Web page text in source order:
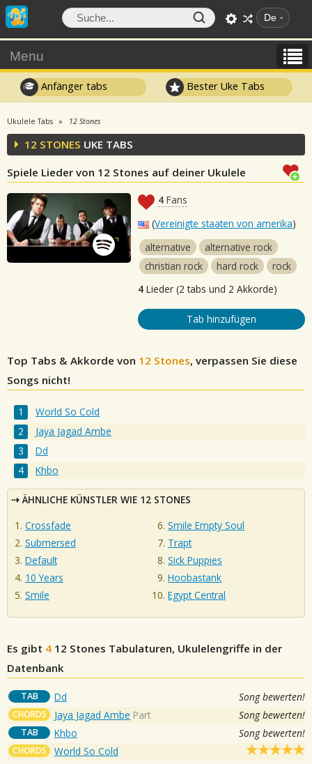
De
Menu
Anfänger tabs Bester Uke Tabs
Ukulele Tabs 12 Stones
12 STONES UKE TABS
Spiele Lieder von 12 Stones auf deiner Ukulele
4 Fans
(Vereinigte staaten von amerika)
alternative
alternative rock
christian rock
hard rock
rock
4 Lieder (2 tabs und 2 Akkorde)
Tab hinzufügen
Top Tabs & Akkorde von 12 Stones, verpassen Sie diese
Songs nicht!
World So Cold
Jaya Jagad Ambe
Dd
Khbo
ÄHNLICHE KÜNSTLER WIE 12 STONES
Crossfade
Submersed
Default
10 Years
Smile
Smile Empty Soul
Trapt
Sick Puppies
Hoobastank
Egypt Central
Es gibt 4 12 Stones Tabulaturen, Ukulelengriffe in der
Datenbank
TAB Dd Song bewerten!
CHORDS Jaya Jagad Ambe Part Song bewerten!
TAB Khbo Song bewerten!
CHORDS World So Cold